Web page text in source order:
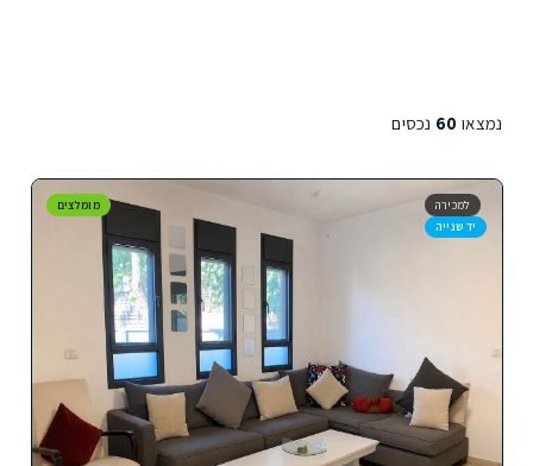
נמצאו 60 נכסים
למכירה
יד שנייה
מומלצים